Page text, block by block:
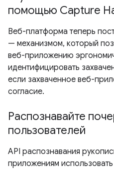
помощью Capture
Веб-платформа теперь
— механизмом, который
веб-приложению
идентифицировать
если захваченное веб-
согласие.
Распознавайте
пользователей
API распознавания
приложениям